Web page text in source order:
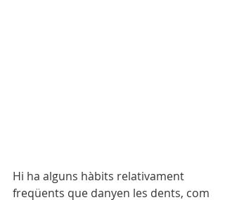
Hi ha alguns hàbits relativament
freqüents que danyen les dents, com